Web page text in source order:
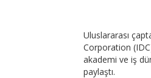
Uluslararası
Corporation
akademi ve iş
paylaştı.